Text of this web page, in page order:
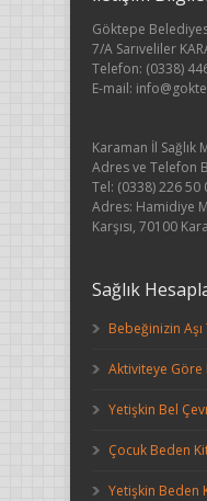
Göktepe
7/A Sarıveliler
Telefon: (0338)
E-mail:
Karaman İl Sağlık
Adres ve Telefon
Tel: (0338) 226 50
Adres: Hamidiye
Karşısı, 70100
Sağlık
Bebeğinizin
Aktiviteye Göre
Yetişkin Bel
Çocuk Beden
Yetişkin Beden